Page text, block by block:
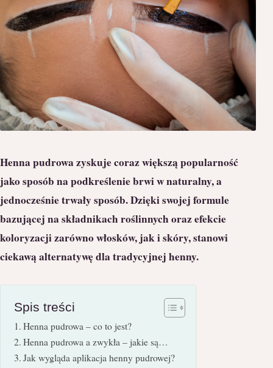
Henna pudrowa zyskuje coraz większą popularność
jako sposób na podkreślenie brwi w naturalny, a
jednocześnie trwały sposób. Dzięki swojej formule
bazującej na składnikach roślinnych oraz efekcie
koloryzacji zarówno włosków, jak i skóry, stanowi
ciekawą alternatywę dla tradycyjnej henny.
Spis treści
Henna pudrowa – co to jest?
Henna pudrowa a zwykła – jakie są…
Jak wygląda aplikacja henny pudrowej?